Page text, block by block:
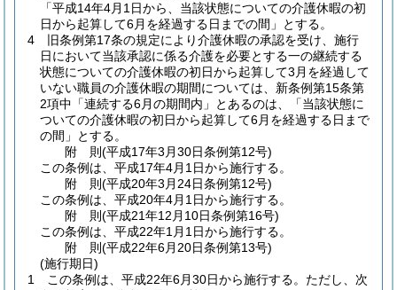
「平成14年4月1日から、当該状態についての介護休暇の初
日から起算して6月を経過する日までの間」とする。
4
旧条例第17条の規定により介護休暇の承認を受け、施行
日において当該承認に係る介護を必要とする一の継続する
状態についての介護休暇の初日から起算して3月を経過して
いない職員の介護休暇の期間については、新条例第15条第
2項中「連続する6月の期間内」とあるのは、「当該状態に
ついての介護休暇の初日から起算して6月を経過する日まで
の間」とする。
附 則(平成17年3月30日条例第12号)
この条例は、平成17年4月1日から施行する。
附 則(平成20年3月24日条例第12号)
この条例は、平成20年4月1日から施行する。
附 則(平成21年12月10日条例第16号)
この条例は、平成22年1月1日から施行する。
附 則(平成22年6月20日条例第13号)
(施行期日)
1
この条例は、平成22年6月30日から施行する。 ただし、次